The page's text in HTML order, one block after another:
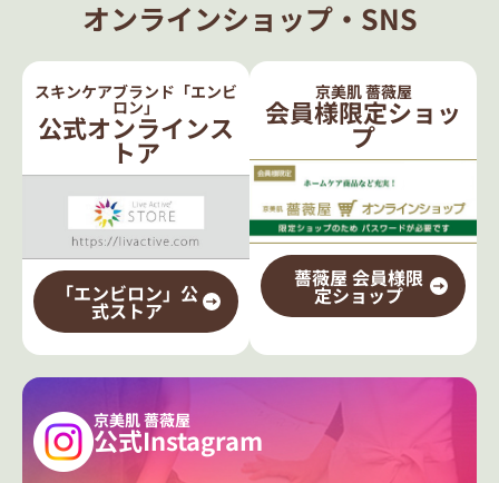
オンラインショップ・SNS
スキンケアブランド「エンビ
ロン」
公式オンラインス
トア
「エンビロン」公
式ストア
京美肌 薔薇屋
会員様限定ショッ
プ
薔薇屋 会員様限
定ショップ
京美肌 薔薇屋
公式Instagram